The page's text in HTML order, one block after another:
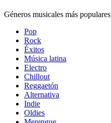
Géneros musicales más populares
Pop
Rock
Éxitos
Música latina
Electro
Chillout
Reggaetón
Alternativa
Indie
Oldies